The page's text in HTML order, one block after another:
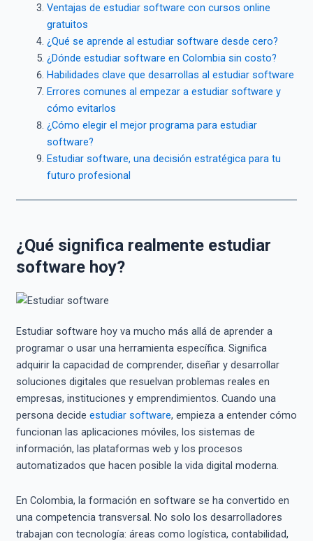
Ventajas de estudiar software con cursos online
gratuitos
¿Qué se aprende al estudiar software desde cero?
¿Dónde estudiar software en Colombia sin costo?
Habilidades clave que desarrollas al estudiar software
Errores comunes al empezar a estudiar software y
cómo evitarlos
¿Cómo elegir el mejor programa para estudiar
software?
Estudiar software, una decisión estratégica para tu
futuro profesional
¿Qué significa realmente estudiar
software hoy?
Estudiar software hoy va mucho más allá de aprender a
programar o usar una herramienta específica. Significa
adquirir la capacidad de comprender, diseñar y desarrollar
soluciones digitales que resuelvan problemas reales en
empresas, instituciones y emprendimientos. Cuando una
persona decide estudiar software, empieza a entender cómo
funcionan las aplicaciones móviles, los sistemas de
información, las plataformas web y los procesos
automatizados que hacen posible la vida digital moderna.
En Colombia, la formación en software se ha convertido en
una competencia transversal. No solo los desarrolladores
trabajan con tecnología: áreas como logística, contabilidad,